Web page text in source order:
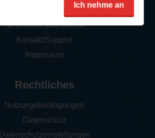
Ich nehme an
Newsletter abonnieren
Kontakt/Support
Impressum
Rechtliches
Nutzungsbedingungen
Datenschutz
Datenschutzeinstellungen